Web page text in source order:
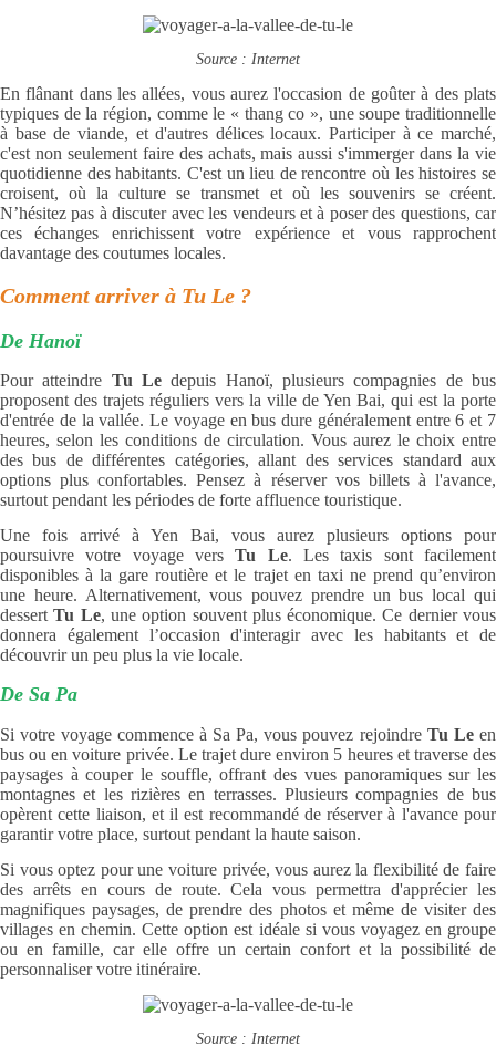
Source : Internet
En flânant dans les allées, vous aurez l'occasion de goûter à des plats
typiques de la région, comme le « thang co », une soupe traditionnelle
à base de viande, et d'autres délices locaux. Participer à ce marché,
c'est non seulement faire des achats, mais aussi s'immerger dans la vie
quotidienne des habitants. C'est un lieu de rencontre où les histoires se
croisent, où la culture se transmet et où les souvenirs se créent.
N’hésitez pas à discuter avec les vendeurs et à poser des questions, car
ces échanges enrichissent votre expérience et vous rapprochent
davantage des coutumes locales.
Comment arriver à Tu Le ?
De Hanoï
Pour atteindre Tu Ledepuis Hanoï, plusieurs compagnies de bus
proposent des trajets réguliers vers la ville de Yen Bai, qui est la porte
d'entrée de la vallée. Le voyage en bus dure généralement entre 6 et 7
heures, selon les conditions de circulation. Vous aurez le choix entre
des bus de différentes catégories, allant des services standard aux
options plus confortables. Pensez à réserver vos billets à l'avance,
surtout pendant les périodes de forte affluence touristique.
Une fois arrivé à Yen Bai, vous aurez plusieurs options pour
poursuivre votre voyage versTu Le. Les taxis sont facilement
disponibles à la gare routière et le trajet en taxi ne prend qu’environ
une heure. Alternativement, vous pouvez prendre un bus local qui
dessertTu Le, une option souvent plus économique. Ce dernier vous
donnera également l’occasion d'interagir avec les habitants et de
découvrir un peu plus la vie locale.
De Sa Pa
Si votre voyage commence à Sa Pa, vous pouvez rejoindreTu Leen
bus ou en voiture privée. Le trajet dure environ 5 heures et traverse des
paysages à couper le souffle, offrant des vues panoramiques sur les
montagnes et les rizières en terrasses. Plusieurs compagnies de bus
opèrent cette liaison, et il est recommandé de réserver à l'avance pour
garantir votre place, surtout pendant la haute saison.
Si vous optez pour une voiture privée, vous aurez la flexibilité de faire
des arrêts en cours de route. Cela vous permettra d'apprécier les
magnifiques paysages, de prendre des photos et même de visiter des
villages en chemin. Cette option est idéale si vous voyagez en groupe
ou en famille, car elle offre un certain confort et la possibilité de
personnaliser votre itinéraire.
Source : Internet